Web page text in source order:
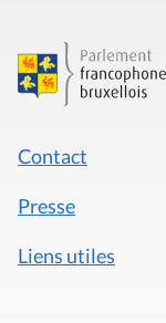
Contact
Presse
Liens utiles